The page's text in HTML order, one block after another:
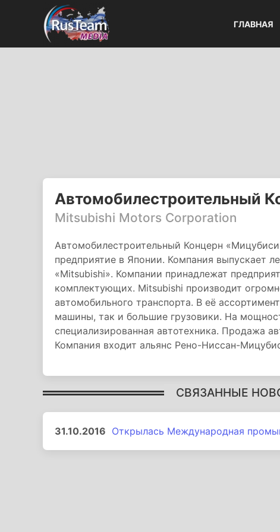
ГЛАВНАЯ
Автомобилестроительный
Mitsubishi Motors Corporation
Автомобилестроительный Концерн
предприятие в Японии. Компания выпускает
«Mitsubishi». Компании принадлежат
комплектующих. Mitsubishi производит
автомобильного транспорта. В её
машины, так и большие грузовики. На
специализированная автотехника. Продажа
Компания входит альянс Рено-Ниссан-
СВЯЗАННЫЕ
31.10.2016 Открылась Международная